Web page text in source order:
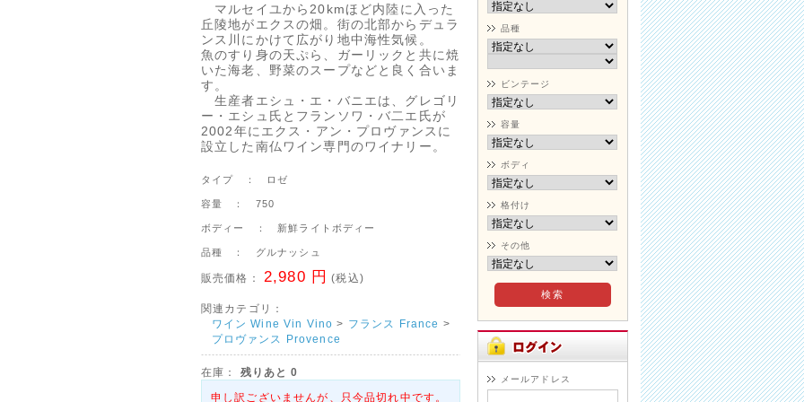
マルセイユから20kmほど内陸に入った
丘陵地がエクスの畑。街の北部からデュラ
ンス川にかけて広がり地中海性気候。
魚のすり身の天ぷら、ガーリックと共に焼
いた海老、野菜のスープなどと良く合いま
す。
生産者エシュ・エ・バニエは、グレゴリ
ー・エシュ氏とフランソワ・バ二エ氏が
2002年にエクス・アン・プロヴァンスに
設立した南仏ワイン専門のワイナリー。
タイプ ： ロゼ
容量 ： 750
ボディー ： 新鮮ライトボディー
品種 ： グルナッシュ
販売価格： 2,980 円 (税込)
関連カテゴリ：
ワイン Wine Vin Vino > フランス France >
プロヴァンス Provence
在庫： 残りあと 0
申し訳ございませんが、只今品切れ中です。
品種
ビンテージ
容量
ボディ
格付け
その他
メールアドレス